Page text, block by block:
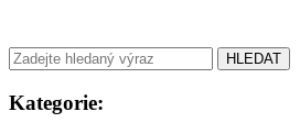
HLEDAT
Kategorie: